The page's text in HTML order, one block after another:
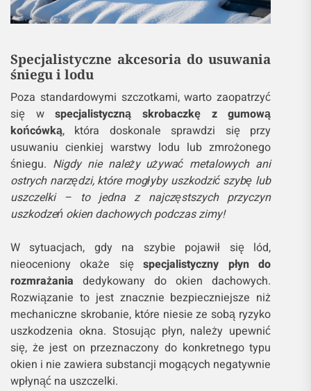
Specjalistyczne akcesoria do usuwania
śniegu i lodu
Poza standardowymi szczotkami, warto zaopatrzyć
się wspecjalistyczną skrobaczkę z gumową
końcówką, która doskonale sprawdzi się przy
usuwaniu cienkiej warstwy lodu lub zmrożonego
śniegu. Nigdy nie należy używać metalowych ani
ostrych narzędzi, które mogłyby uszkodzić szybę lub
uszczelki – to jedna z najczęstszych przyczyn
uszkodzeń okien dachowych podczas zimy!
W sytuacjach, gdy na szybie pojawił się lód,
nieoceniony okaże sięspecjalistyczny płyn do
rozmrażania dedykowany do okien dachowych.
Rozwiązanie to jest znacznie bezpieczniejsze niż
mechaniczne skrobanie, które niesie ze sobą ryzyko
uszkodzenia okna. Stosując płyn, należy upewnić
się, że jest on przeznaczony do konkretnego typu
okien i nie zawiera substancji mogących negatywnie
wpłynąć na uszczelki.